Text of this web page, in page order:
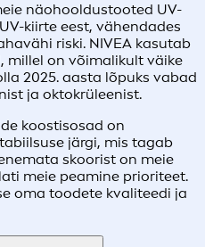
näohooldustooted UV-
kiirte eest, vähendades
riski. NIVEA kasutab
millel on võimalikult väike
2025. aasta lõpuks vabad
ja oktokrüleenist.
koostisosad on
järgi, mis tagab
skoorist on meie
meie peamine prioriteet.
oma toodete kvaliteedi ja